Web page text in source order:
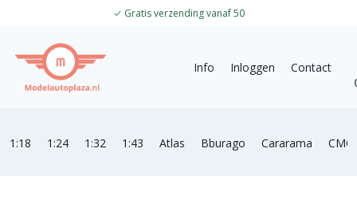
✓ Gratis verzending vanaf 50
Info Inloggen
Contact
1:18 1:24 1:32 1:43 Atlas Bburago Cararama CMC